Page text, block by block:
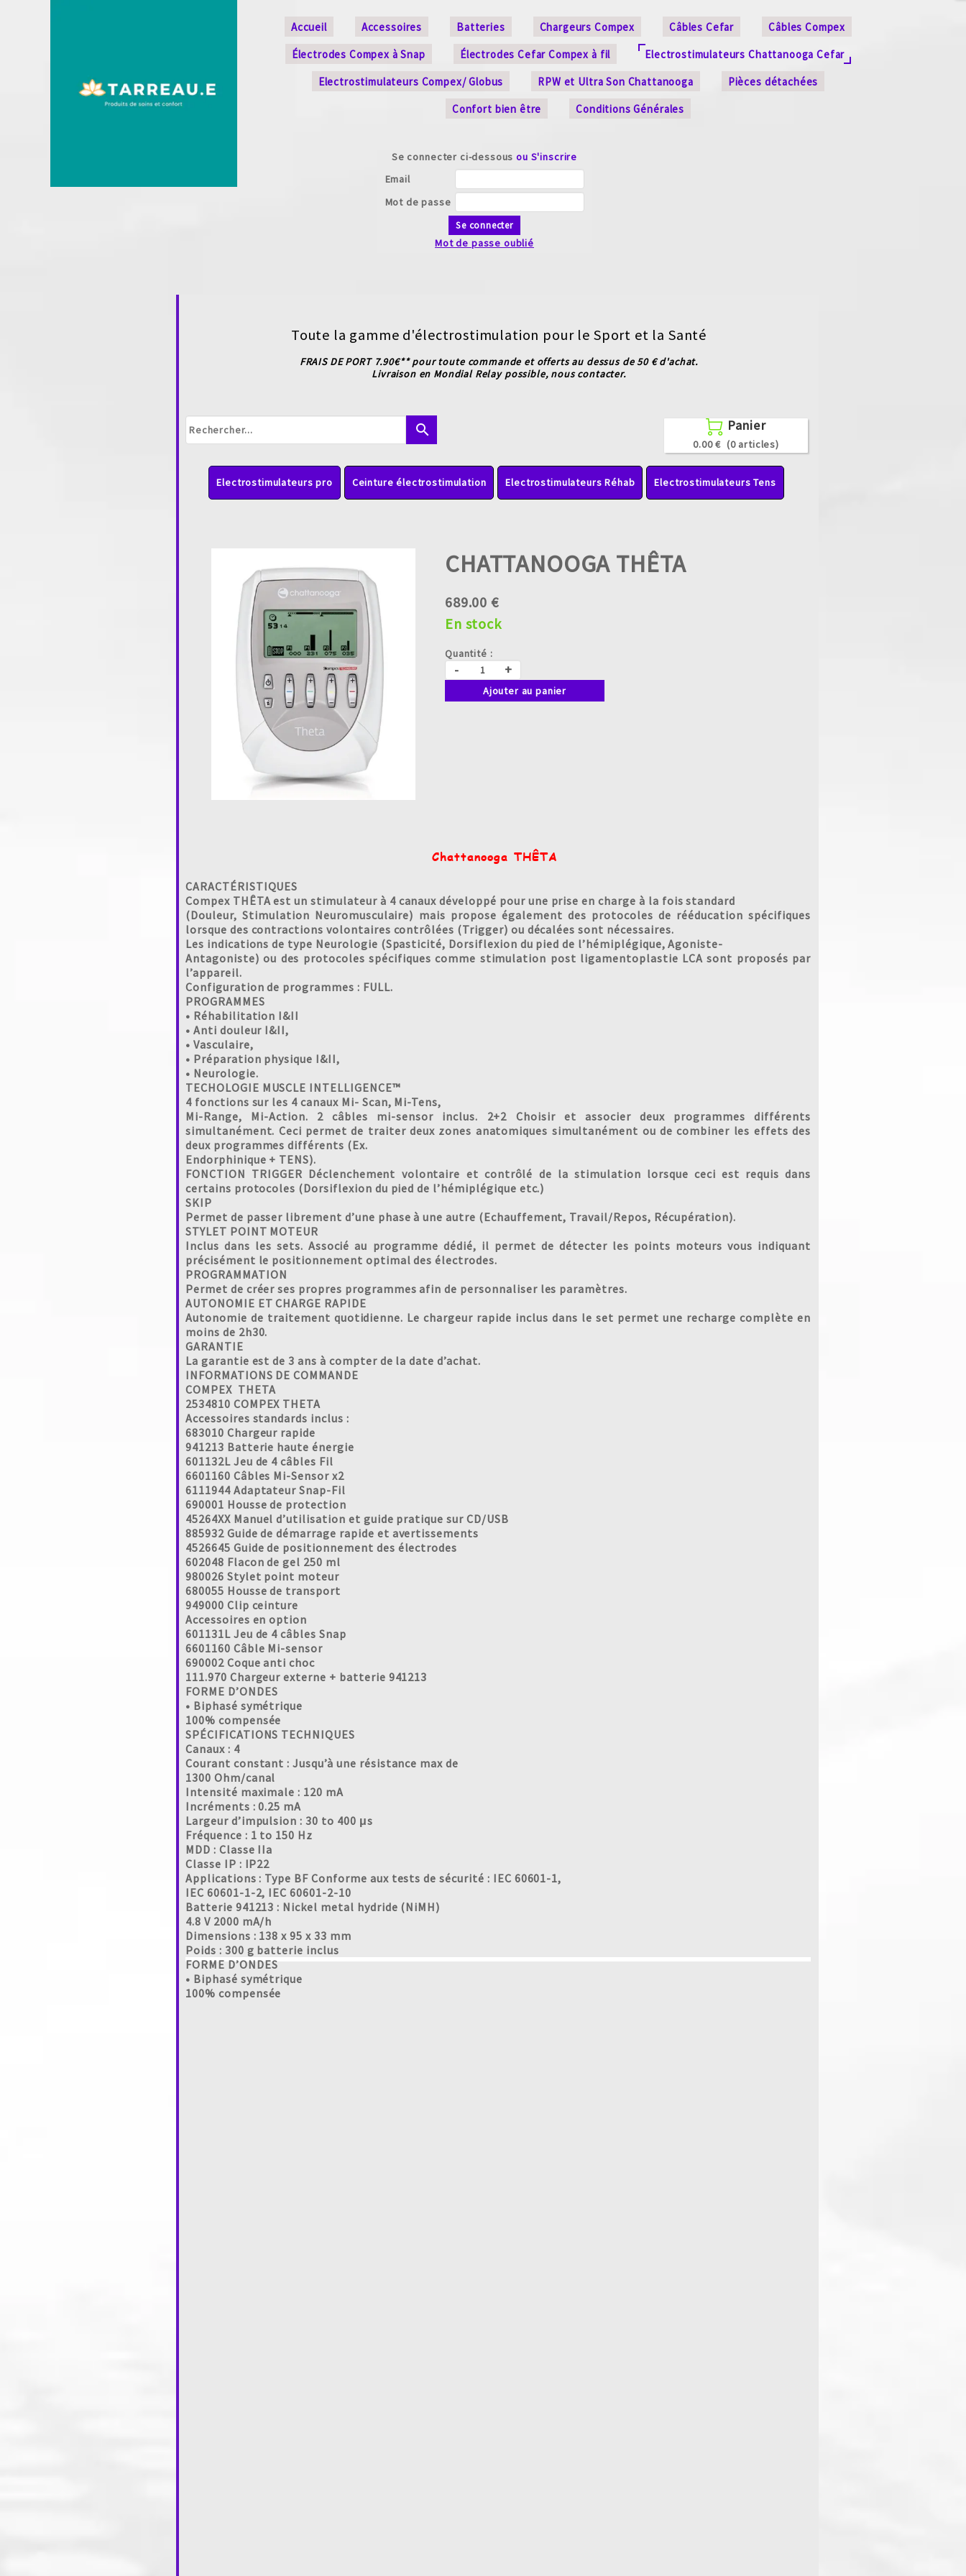
Accueil Accessoires Batteries Chargeurs Compex Câbles Cefar
Câbles Compex
Électrodes Compex à Snap
Électrodes Cefar Compex à fil
Electrostimulateurs Chattanooga Cefar
Electrostimulateurs Compex/ Globus
RPW et Ultra Son Chattanooga
Pièces détachées
Confort bien être
Conditions Générales
Se connecter ci-dessousou S'inscrire
Email
Mot de passe
Se connecter
Mot de passe oublié
Toute la gamme d'électrostimulation pour le Sport et la Santé
FRAIS DE PORT 7.90€** pour toute commande et offerts au dessus de 50 € d'achat.
Livraison en Mondial Relay possible, nous contacter.
search  Panier
0.00 € (0 articles)
Electrostimulateurs pro Ceinture électrostimulation Electrostimulateurs Réhab Electrostimulateurs Tens
CHATTANOOGA THÊTA
689.00 €
En stock
Quantité :
- +
Ajouter au panier
Chattanooga THÊTA
CARACTÉRISTIQUES
Compex THÊTA est un stimulateur à 4 canaux développé pour une prise en charge à la fois standard
(Douleur, Stimulation Neuromusculaire) mais propose également des protocoles de rééducation spécifiques
lorsque des contractions volontaires contrôlées (Trigger) ou décalées sont nécessaires.
Les indications de type Neurologie (Spasticité, Dorsiflexion du pied de l’hémiplégique, Agoniste-
Antagoniste) ou des protocoles spécifiques comme stimulation post ligamentoplastie LCA sont proposés par
l’appareil.
Configuration de programmes : FULL.
PROGRAMMES
• Réhabilitation I&II
• Anti douleur I&II,
• Vasculaire,
• Préparation physique I&II,
• Neurologie.
TECHOLOGIE MUSCLE INTELLIGENCE™
4 fonctions sur les 4 canaux Mi- Scan, Mi-Tens,
Mi-Range, Mi-Action. 2 câbles mi-sensor inclus. 2+2 Choisir et associer deux programmes différents
simultanément. Ceci permet de traiter deux zones anatomiques simultanément ou de combiner les effets des
deux programmes différents (Ex.
Endorphinique + TENS).
FONCTION TRIGGER Déclenchement volontaire et contrôlé de la stimulation lorsque ceci est requis dans
certains protocoles (Dorsiflexion du pied de l’hémiplégique etc.)
SKIP
Permet de passer librement d’une phase à une autre (Echauffement, Travail/Repos, Récupération).
STYLET POINT MOTEUR
Inclus dans les sets. Associé au programme dédié, il permet de détecter les points moteurs vous indiquant
précisément le positionnement optimal des électrodes.
PROGRAMMATION
Permet de créer ses propres programmes afin de personnaliser les paramètres.
AUTONOMIE ET CHARGE RAPIDE
Autonomie de traitement quotidienne. Le chargeur rapide inclus dans le set permet une recharge complète en
moins de 2h30.
GARANTIE
La garantie est de 3 ans à compter de la date d’achat.
INFORMATIONS DE COMMANDE
COMPEX THETA
2534810 COMPEX THETA
Accessoires standards inclus :
683010 Chargeur rapide
941213 Batterie haute énergie
601132L Jeu de 4 câbles Fil
6601160 Câbles Mi-Sensor x2
6111944 Adaptateur Snap-Fil
690001 Housse de protection
45264XX Manuel d’utilisation et guide pratique sur CD/USB
885932 Guide de démarrage rapide et avertissements
4526645 Guide de positionnement des électrodes
602048 Flacon de gel 250 ml
980026 Stylet point moteur
680055 Housse de transport
949000 Clip ceinture
Accessoires en option
601131L Jeu de 4 câbles Snap
6601160 Câble Mi-sensor
690002 Coque anti choc
111.970 Chargeur externe + batterie 941213
FORME D’ONDES
• Biphasé symétrique
100% compensée
SPÉCIFICATIONS TECHNIQUES
Canaux : 4
Courant constant : Jusqu’à une résistance max de
1300 Ohm/canal
Intensité maximale : 120 mA
Incréments : 0.25 mA
Largeur d’impulsion : 30 to 400 μs
Fréquence : 1 to 150 Hz
MDD : Classe IIa
Classe IP : IP22
Applications : Type BF Conforme aux tests de sécurité : IEC 60601-1,
IEC 60601-1-2, IEC 60601-2-10
Batterie 941213 : Nickel metal hydride (NiMH)
4.8 V 2000 mA/h
Dimensions : 138 x 95 x 33 mm
Poids : 300 g batterie inclus
FORME D’ONDES
• Biphasé symétrique
100% compensée